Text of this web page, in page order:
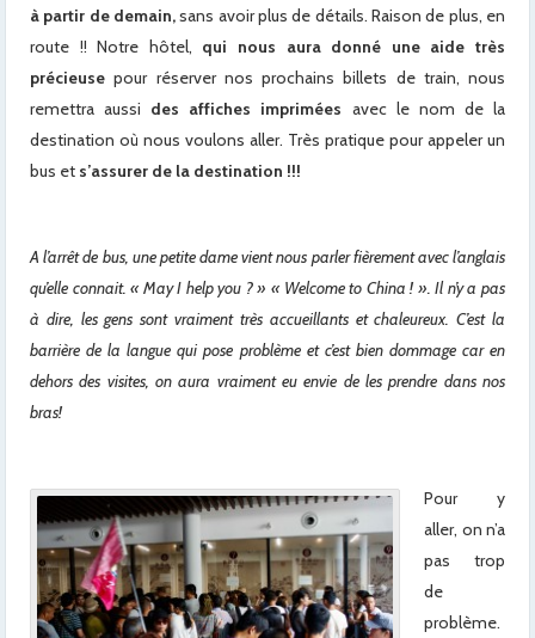
à partir de demain,sans avoir plus de détails. Raison de plus, en
route !! Notre hôtel, qui nous aura donné une aide très
précieuse pour réserver nos prochains billets de train, nous
remettra aussi des affiches imprimées avec le nom de la
destination où nous voulons aller. Très pratique pour appeler un
bus et s’assurer de la destination !!!
A l’arrêt de bus, une petite dame vient nous parler fièrement avec l’anglais
qu’elle connait. « May I help you ? » « Welcome to China ! ». Il n’y a pas
à dire, les gens sont vraiment très accueillants et chaleureux. C’est la
barrière de la langue qui pose problème et c’est bien dommage car en
dehors des visites, on aura vraiment eu envie de les prendre dans nos
bras!
Pour y
aller, on n’a
pas trop
de
problème.